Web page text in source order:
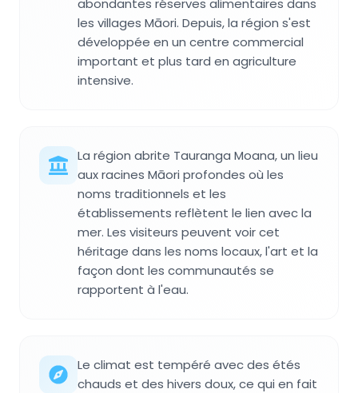
abondantes réserves alimentaires dans
les villages Māori. Depuis, la région s'est
développée en un centre commercial
important et plus tard en agriculture
intensive.
La région abrite Tauranga Moana, un lieu
aux racines Māori profondes où les
noms traditionnels et les
établissements reflètent le lien avec la
mer. Les visiteurs peuvent voir cet
héritage dans les noms locaux, l'art et la
façon dont les communautés se
rapportent à l'eau.
Le climat est tempéré avec des étés
chauds et des hivers doux, ce qui en fait